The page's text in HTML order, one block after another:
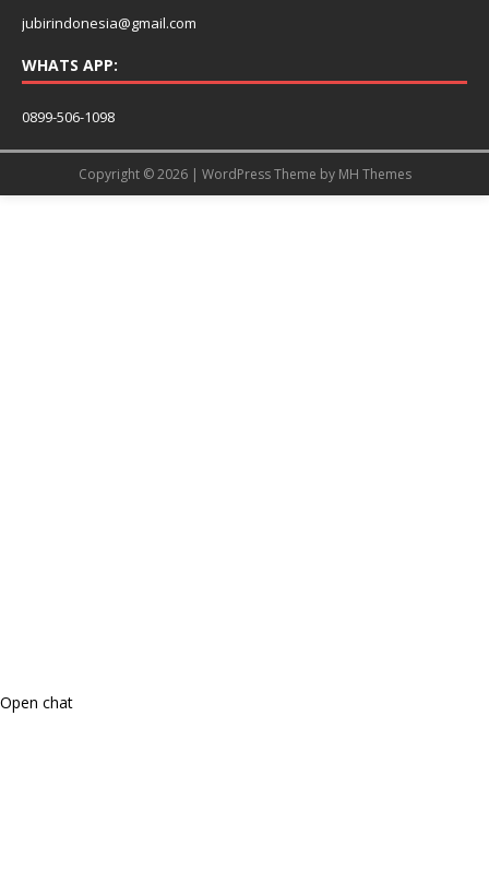
jubirindonesia@gmail.com
WHATS APP:
0899-506-1098
Copyright © 2026 | WordPress Theme by MH Themes
Open chat